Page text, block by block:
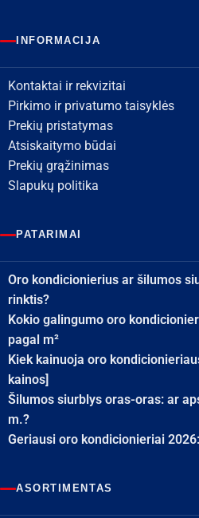
INFORMACIJA
Kontaktai ir rekvizitai
Pirkimo ir privatumo taisyklės
Prekių pristatymas
Atsiskaitymo būdai
Prekių grąžinimas
Slapukų politika
PATARIMAI
Oro kondicionierius ar šilumos
rinktis?
Kokio galingumo oro
pagal m²
Kiek kainuoja oro
kainos]
Šilumos siurblys oras-oras: ar
m.?
Geriausi oro kondicionieriai
ASORTIMENTAS